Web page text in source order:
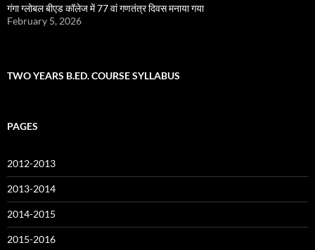
गंगा ग्लोबल बीएड कॉलेज में 77 वां गणतंत्र दिवस मनाया गया
February 5, 2026
TWO YEARS B.ED. COURSE SYLLABUS
PAGES
2012-2013
2013-2014
2014-2015
2015-2016